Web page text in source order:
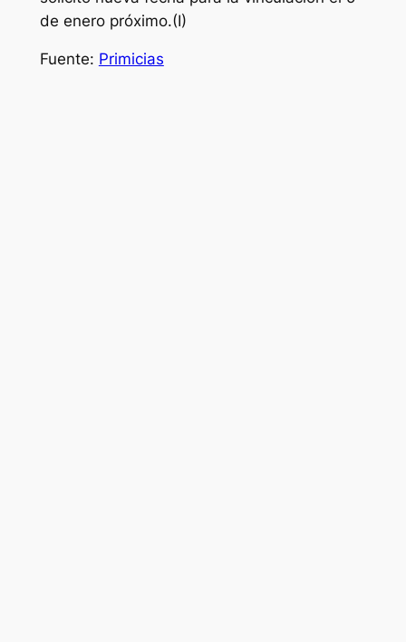
de enero próximo.(I)
Fuente: Primicias